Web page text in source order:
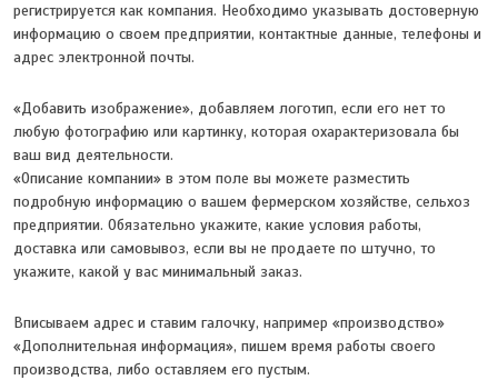
регистрируется как компания. Необходимо указывать достоверную
информацию о своем предприятии, контактные данные, телефоны и
адрес электронной почты.
«Добавить изображение», добавляем логотип, если его нет то
любую фотографию или картинку, которая охарактеризовала бы
ваш вид деятельности.
«Описание компании» в этом поле вы можете разместить
подробную информацию о вашем фермерском хозяйстве, сельхоз
предприятии. Обязательно укажите, какие условия работы,
доставка или самовывоз, если вы не продаете по штучно, то
укажите, какой у вас минимальный заказ.
Вписываем адрес и ставим галочку, например «производство»
«Дополнительная информация», пишем время работы своего
производства, либо оставляем его пустым.